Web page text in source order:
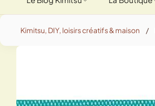
Kimitsu, DIY, loisirs créatifs & maison /